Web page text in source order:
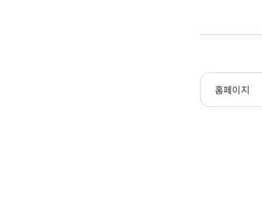
홈페이지